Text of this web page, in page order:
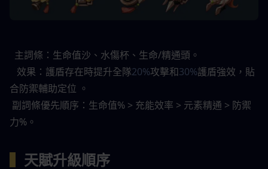
主詞條：生命值沙、水傷杯、生命/精通頭。
效果：護盾存在時提升全隊20%攻擊和30%護盾強效，貼
合防禦輔助定位 。
副詞條優先順序：生命值% > 充能效率 > 元素精通 > 防禦
力%。
天賦升級順序